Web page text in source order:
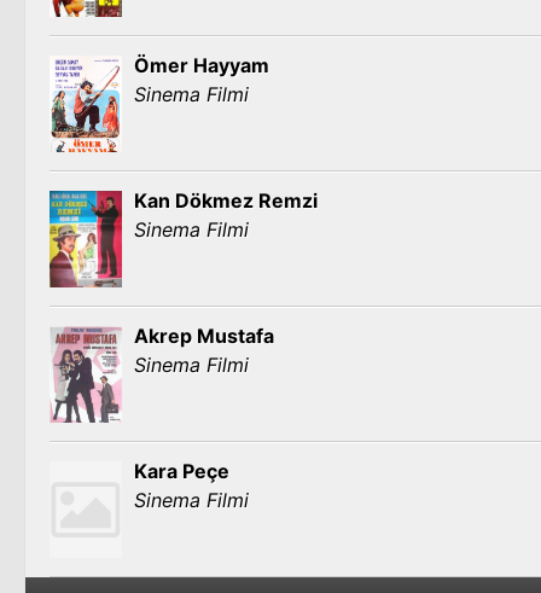
Ömer Hayyam
Sinema Filmi
Kan Dökmez Remzi
Sinema Filmi
Akrep Mustafa
Sinema Filmi
Kara Peçe
Sinema Filmi